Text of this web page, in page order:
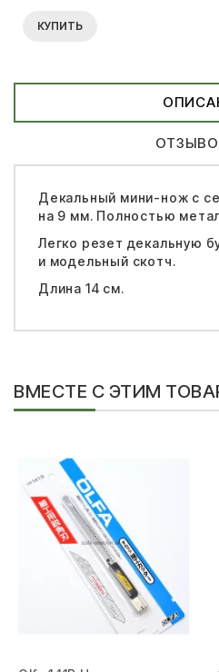
КУПИТЬ
Декальный мини-нож с
на 9 мм. Полностью
Легко резет декальную
и модельный скотч.
Длина 14 см.
ВМЕСТЕ С ЭТИМ